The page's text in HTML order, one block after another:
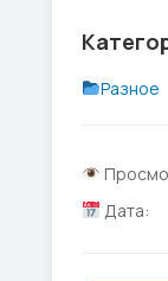
Разное
Дата: